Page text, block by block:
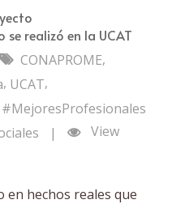
se realizó en la UCAT
CONAPROME,
, UCAT,
#MejoresProfesionales
|
View
en hechos reales que